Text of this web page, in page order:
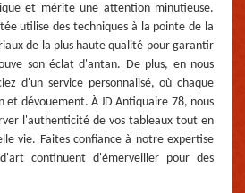
et mérite une attention minutieuse.
utilise des techniques à la pointe de la
de la plus haute qualité pour garantir
son éclat d'antan. De plus, en nous
d'un service personnalisé, où chaque
et dévouement. À JD Antiquaire 78, nous
l'authenticité de vos tableaux tout en
vie. Faites confiance à notre expertise
continuent d'émerveiller pour des